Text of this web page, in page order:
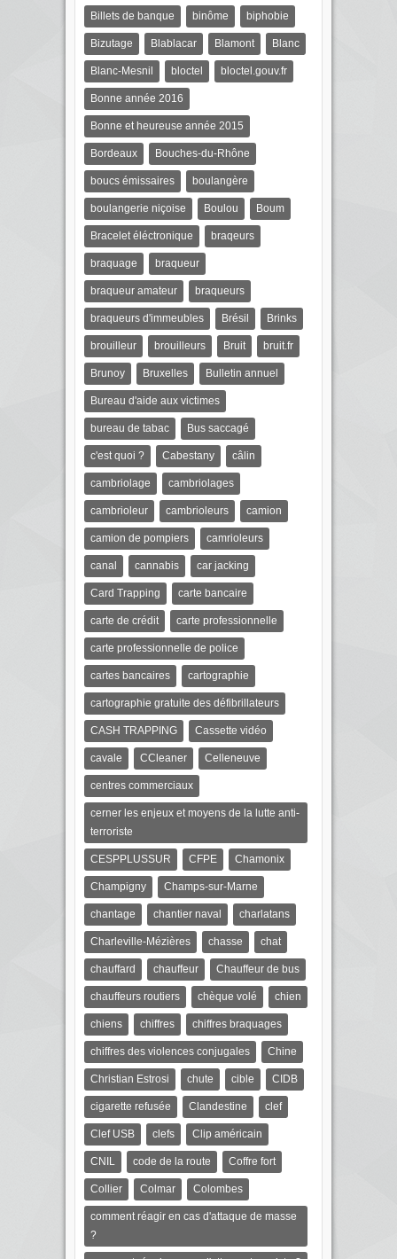
Billets de banque binôme biphobie
Bizutage Blablacar Blamont Blanc
Blanc-Mesnil bloctel bloctel.gouv.fr
Bonne année 2016
Bonne et heureuse année 2015
Bordeaux Bouches-du-Rhône
boucs émissaires boulangère
boulangerie niçoise Boulou Boum
Bracelet éléctronique braqeurs
braquage braqueur
braqueur amateur braqueurs
braqueurs d'immeubles Brésil Brinks
brouilleur brouilleurs Bruit bruit.fr
Brunoy Bruxelles Bulletin annuel
Bureau d'aide aux victimes
bureau de tabac Bus saccagé
c'est quoi ? Cabestany câlin
cambriolage cambriolages
cambrioleur cambrioleurs camion
camion de pompiers camrioleurs
canal cannabis car jacking
Card Trapping carte bancaire
carte de crédit carte professionnelle
carte professionnelle de police
cartes bancaires cartographie
cartographie gratuite des défibrillateurs
CASH TRAPPING Cassette vidéo
cavale CCleaner Celleneuve
centres commerciaux
cerner les enjeux et moyens de la lutte anti-
terroriste
CESPPLUSSUR CFPE Chamonix
Champigny Champs-sur-Marne
chantage chantier naval charlatans
Charleville-Mézières chasse chat
chauffard chauffeur Chauffeur de bus
chauffeurs routiers chèque volé chien
chiens chiffres chiffres braquages
chiffres des violences conjugales Chine
Christian Estrosi chute cible CIDB
cigarette refusée Clandestine clef
Clef USB clefs Clip américain
CNIL code de la route Coffre fort
Collier Colmar Colombes
comment réagir en cas d'attaque de masse
?